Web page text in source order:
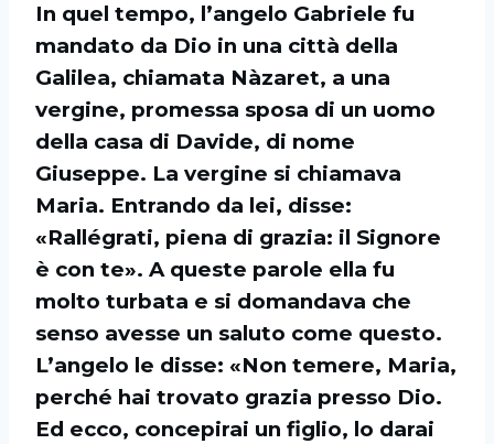
In quel tempo, l’angelo Gabriele fu
mandato da Dio in una città della
Galilea, chiamata Nàzaret, a una
vergine, promessa sposa di un uomo
della casa di Davide, di nome
Giuseppe. La vergine si chiamava
Maria. Entrando da lei, disse:
«Rallégrati, piena di grazia: il Signore
è con te». A queste parole ella fu
molto turbata e si domandava che
senso avesse un saluto come questo.
L’angelo le disse: «Non temere, Maria,
perché hai trovato grazia presso Dio.
Ed ecco, concepirai un figlio, lo darai